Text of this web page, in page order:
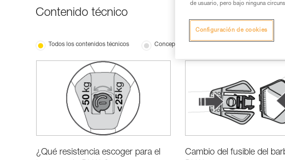
Contenido técnico
Todos los contenidos técnicos Conceptos básicos
¿Qué resistencia escoger para el
Cambio del fusible del
de usuario, pero bajo ninguna
Configuración de cookies